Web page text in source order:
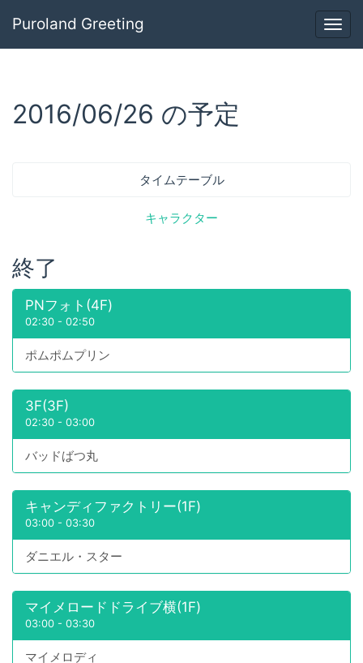
Puroland Greeting
2016/06/26 の予定
タイムテーブル
キャラクター
終了
PNフォト(4F)
02:30 - 02:50
ポムポムプリン
3F(3F)
02:30 - 03:00
バッドばつ丸
キャンディファクトリー(1F)
03:00 - 03:30
ダニエル・スター
マイメロードドライブ横(1F)
03:00 - 03:30
マイメロディ